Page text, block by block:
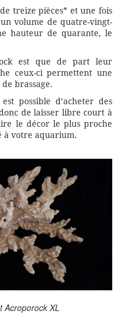
treize pièces* et une fois
un volume de quatre-vingt-
hauteur de quarante, le
est que de part leur
ceux-ci permettent une
brassage.
possible d’acheter des
de laisser libre court à
le décor le plus proche
à votre aquarium.
Acroporock XL